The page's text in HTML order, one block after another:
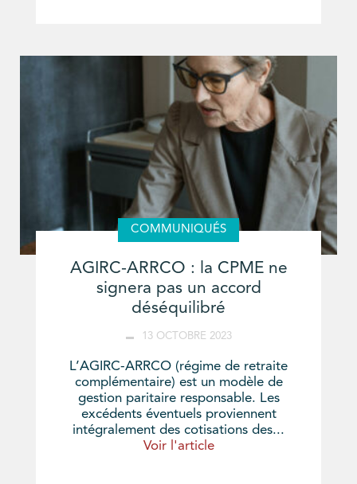
COMMUNIQUÉS
AGIRC-ARRCO : la CPME ne
signera pas un accord
déséquilibré
13 OCTOBRE 2023
L’AGIRC-ARRCO (régime de retraite
complémentaire) est un modèle de
gestion paritaire responsable. Les
excédents éventuels proviennent
intégralement des cotisations des...
Voir l'article